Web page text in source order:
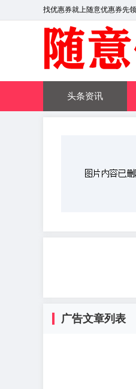
找优惠券就上随意优惠券先
头条资讯
广告文章列表